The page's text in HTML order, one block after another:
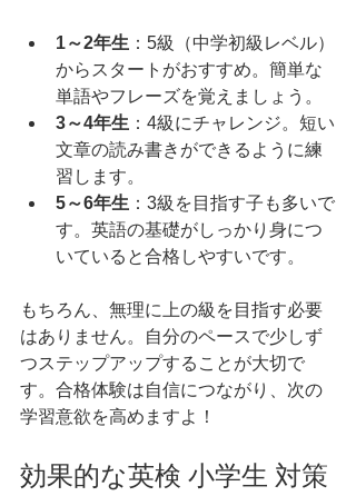
1～2年生 ：5級（中学初級レベル）
からスタートがおすすめ。簡単な
単語やフレーズを覚えましょう。
3～4年生 ：4級にチャレンジ。短い
文章の読み書きができるように練
習します。
5～6年生 ：3級を目指す子も多いで
す。英語の基礎がしっかり身につ
いていると合格しやすいです。
もちろん、無理に上の級を目指す必要
はありません。自分のペースで少しず
つステップアップすることが大切で
す。合格体験は自信につながり、次の
学習意欲を高めますよ！
効果的な英検 小学生 対策